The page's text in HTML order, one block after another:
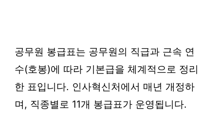
공무원 봉급표는 공무원의 직급과 근속 연
수(호봉)에 따라 기본급을 체계적으로 정리
한 표입니다. 인사혁신처에서 매년 개정하
며, 직종별로 11개 봉급표가 운영됩니다.